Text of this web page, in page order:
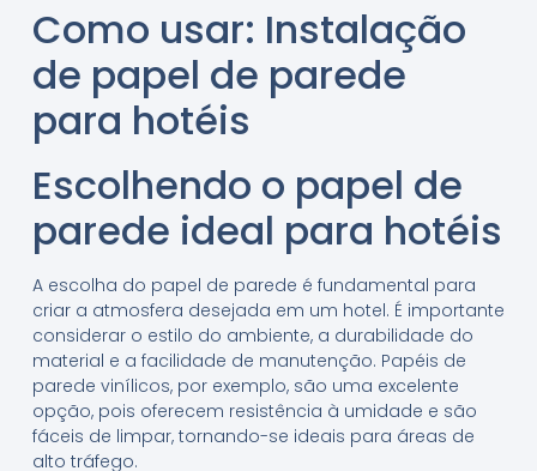
Como usar: Instalação
de papel de parede
para hotéis
Escolhendo o papel de
parede ideal para hotéis
A escolha do papel de parede é fundamental para
criar a atmosfera desejada em um hotel. É importante
considerar o estilo do ambiente, a durabilidade do
material e a facilidade de manutenção. Papéis de
parede vinílicos, por exemplo, são uma excelente
opção, pois oferecem resistência à umidade e são
fáceis de limpar, tornando-se ideais para áreas de
alto tráfego.